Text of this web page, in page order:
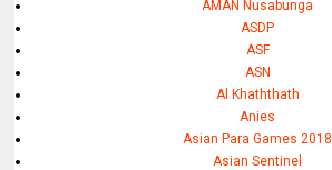
AMAN Nusabunga
ASDP
ASF
ASN
Al Khaththath
Anies
Asian Para Games 2018
Asian Sentinel